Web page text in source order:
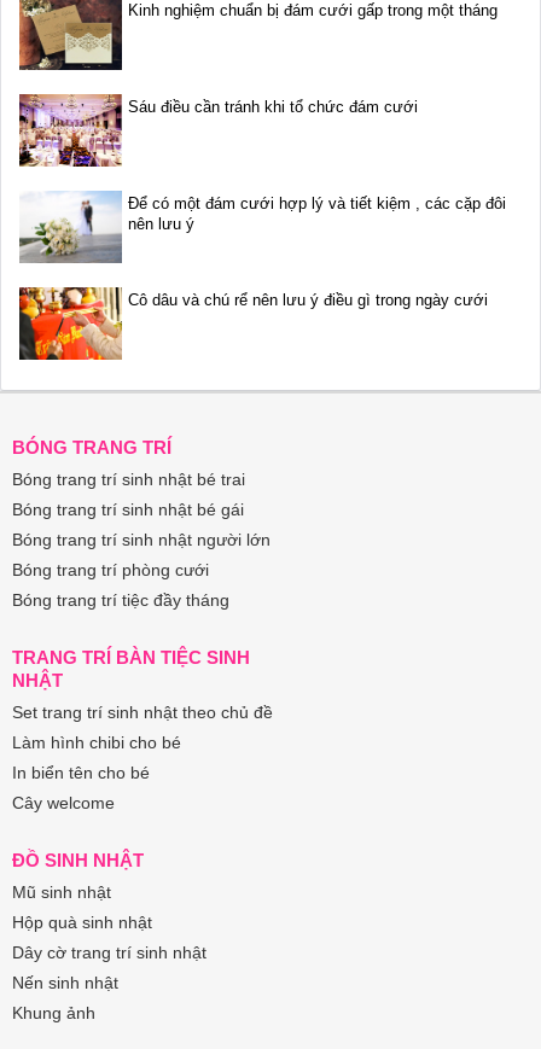
Kinh nghiệm chuẩn bị đám cưới gấp trong một tháng
Sáu điều cần tránh khi tổ chức đám cưới
Để có một đám cưới hợp lý và tiết kiệm , các cặp đôi
nên lưu ý
Cô dâu và chú rể nên lưu ý điều gì trong ngày cưới
BÓNG TRANG TRÍ
Bóng trang trí sinh nhật bé trai
Bóng trang trí sinh nhật bé gái
Bóng trang trí sinh nhật người lớn
Bóng trang trí phòng cưới
Bóng trang trí tiệc đầy tháng
TRANG TRÍ BÀN TIỆC SINH
NHẬT
Set trang trí sinh nhật theo chủ đề
Làm hình chibi cho bé
In biển tên cho bé
Cây welcome
ĐỒ SINH NHẬT
Mũ sinh nhật
Hộp quà sinh nhật
Dây cờ trang trí sinh nhật
Nến sinh nhật
Khung ảnh